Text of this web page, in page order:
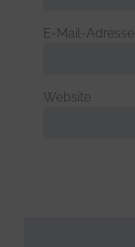
E-Mail-Adresse
Website